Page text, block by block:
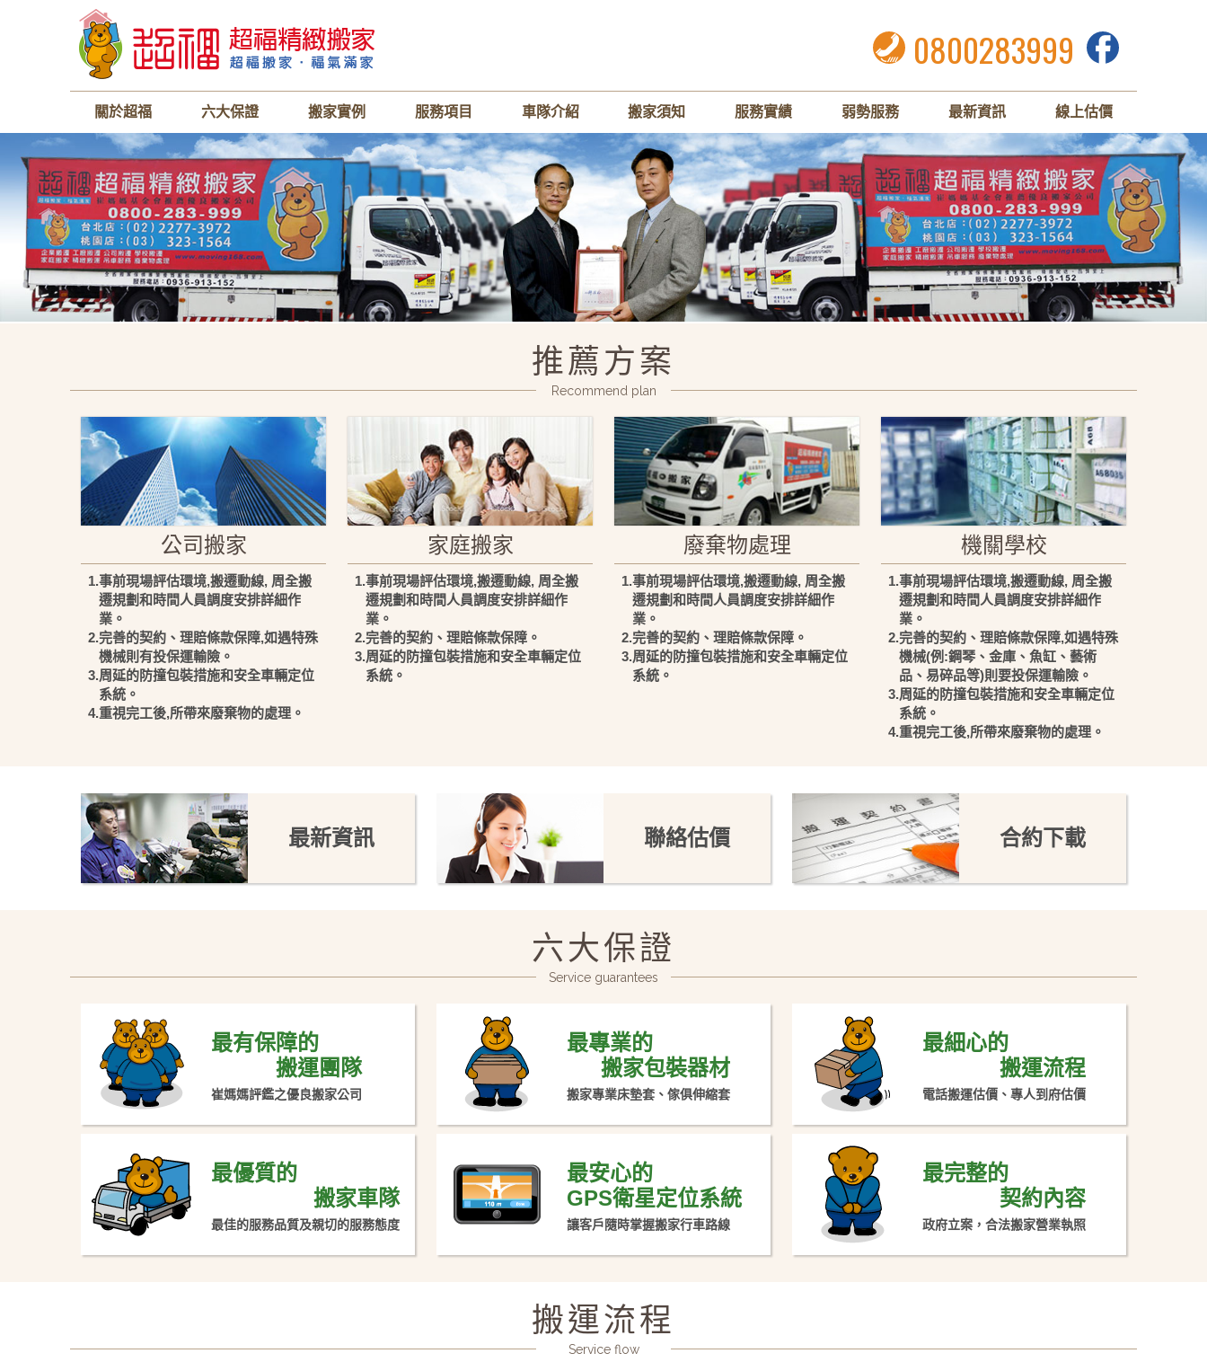
0800283999
關於超福 六大保證 搬家實例 服務項目 車隊介紹 搬家須知 服務實績 弱勢服務 最新資訊 線上估價
推薦方案
Recommend plan
公司搬家
1.事前現場評估環境,搬遷動線, 周全搬
遷規劃和時間人員調度安排詳細作
業。
2.完善的契約、理賠條款保障,如遇特殊
機械則有投保運輸險。
3.周延的防撞包裝措施和安全車輛定位
系統。
4.重視完工後,所帶來廢棄物的處理。
家庭搬家
1.事前現場評估環境,搬遷動線, 周全搬
遷規劃和時間人員調度安排詳細作
業。
2.完善的契約、理賠條款保障。
3.周延的防撞包裝措施和安全車輛定位
系統。
廢棄物處理
1.事前現場評估環境,搬遷動線, 周全搬
遷規劃和時間人員調度安排詳細作
業。
2.完善的契約、理賠條款保障。
3.周延的防撞包裝措施和安全車輛定位
系統。
機關學校
1.事前現場評估環境,搬遷動線, 周全搬
遷規劃和時間人員調度安排詳細作
業。
2.完善的契約、理賠條款保障,如遇特殊
機械(例:鋼琴、金庫、魚缸、藝術
品、易碎品等)則要投保運輸險。
3.周延的防撞包裝措施和安全車輛定位
系統。
4.重視完工後,所帶來廢棄物的處理。
最新資訊 聯絡估價 合約下載
六大保證
Service guarantees
最有保障的
搬運團隊
崔媽媽評鑑之優良搬家公司
最專業的
搬家包裝器材
搬家專業床墊套、傢俱伸縮套
最細心的
搬運流程
電話搬運估價、專人到府估價
最優質的
搬家車隊
最佳的服務品質及親切的服務態度
最安心的
GPS衛星定位系統
讓客戶隨時掌握搬家行車路線
最完整的
契約內容
政府立案，合法搬家營業執照
搬運流程
Service flow